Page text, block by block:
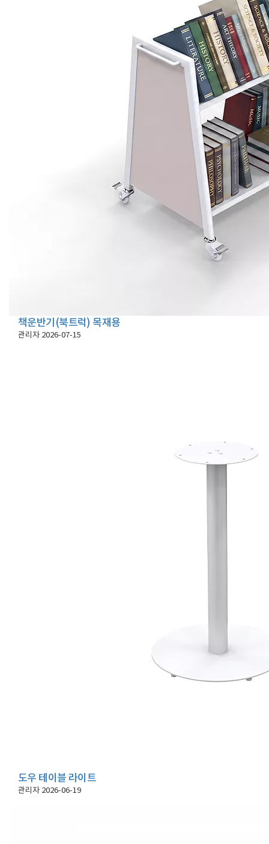
책운반기(북트럭) 목재용
관리자 2026-07-15
도우 테이블 라이트
관리자 2026-06-19